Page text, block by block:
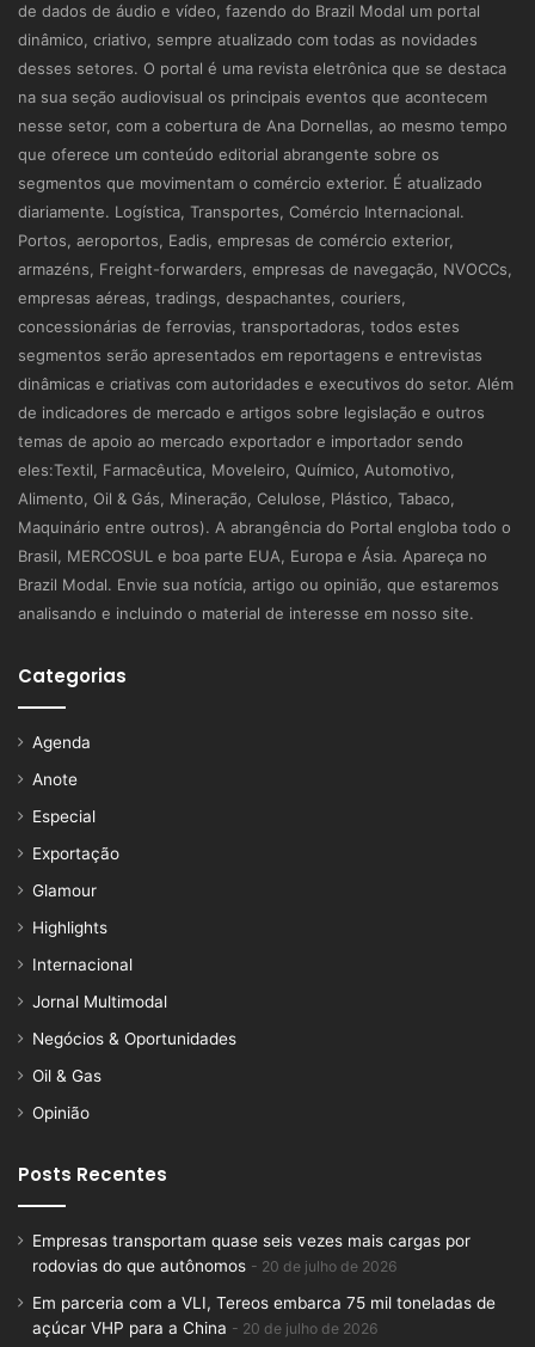
de dados de áudio e vídeo, fazendo do Brazil Modal um portal
dinâmico, criativo, sempre atualizado com todas as novidades
desses setores. O portal é uma revista eletrônica que se destaca
na sua seção audiovisual os principais eventos que acontecem
nesse setor, com a cobertura de Ana Dornellas, ao mesmo tempo
que oferece um conteúdo editorial abrangente sobre os
segmentos que movimentam o comércio exterior. É atualizado
diariamente. Logística, Transportes, Comércio Internacional.
Portos, aeroportos, Eadis, empresas de comércio exterior,
armazéns, Freight-forwarders, empresas de navegação, NVOCCs,
empresas aéreas, tradings, despachantes, couriers,
concessionárias de ferrovias, transportadoras, todos estes
segmentos serão apresentados em reportagens e entrevistas
dinâmicas e criativas com autoridades e executivos do setor. Além
de indicadores de mercado e artigos sobre legislação e outros
temas de apoio ao mercado exportador e importador sendo
eles:Textil, Farmacêutica, Moveleiro, Químico, Automotivo,
Alimento, Oil & Gás, Mineração, Celulose, Plástico, Tabaco,
Maquinário entre outros). A abrangência do Portal engloba todo o
Brasil, MERCOSUL e boa parte EUA, Europa e Ásia. Apareça no
Brazil Modal. Envie sua notícia, artigo ou opinião, que estaremos
analisando e incluindo o material de interesse em nosso site.
Categorias
Agenda
Anote
Especial
Exportação
Glamour
Highlights
Internacional
Jornal Multimodal
Negócios & Oportunidades
Oil & Gas
Opinião
Posts Recentes
Empresas transportam quase seis vezes mais cargas por
rodovias do que autônomos
20 de julho de 2026
Em parceria com a VLI, Tereos embarca 75 mil toneladas de
açúcar VHP para a China
20 de julho de 2026